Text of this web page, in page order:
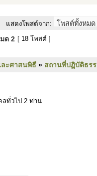
แสดงโพสต์จาก:
ด 2 [ 18 โพสต์ ]
ะศาสนพิธี » สถานที่ปฏิบัติธร
ทั่วไป 2 ท่าน